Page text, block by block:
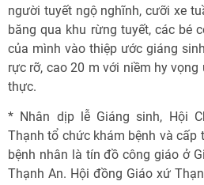
người tuyết ngộ nghĩnh, cưỡi xe
băng qua khu rừng tuyết, các bé
của mình vào thiệp ước giáng
rực rỡ, cao 20 m với niềm hy
thực.
* Nhân dịp lễ Giáng sinh, Hội
Thạnh tổ chức khám bệnh và cấp
bệnh nhân là tín đồ công giáo ở
Thạnh An. Hội đồng Giáo xứ